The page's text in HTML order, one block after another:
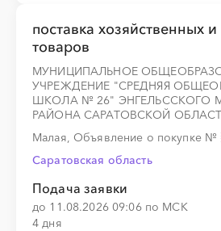
поставка хозяйственных
товаров
МУНИЦИПАЛЬНОЕ
УЧРЕЖДЕНИЕ "СРЕДНЯЯ
ШКОЛА № 26" ЭНГЕЛЬССКОГО
РАЙОНА САРАТОВСКОЙ
Малая, Объявление о покупке №
Саратовская область
Подача заявки
до 11.08.2026 09:06 по МСК
4 дня